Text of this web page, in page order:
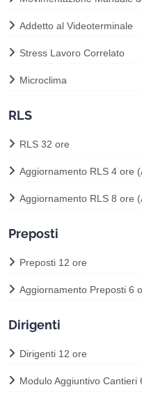
Addetto al Videoterminale
Stress Lavoro Correlato
Microclima
RLS
RLS 32 ore
Aggiornamento RLS 4 ore
Aggiornamento RLS 8 ore
Preposti
Preposti 12 ore
Aggiornamento Preposti 6
Dirigenti
Dirigenti 12 ore
Modulo Aggiuntivo Cantieri